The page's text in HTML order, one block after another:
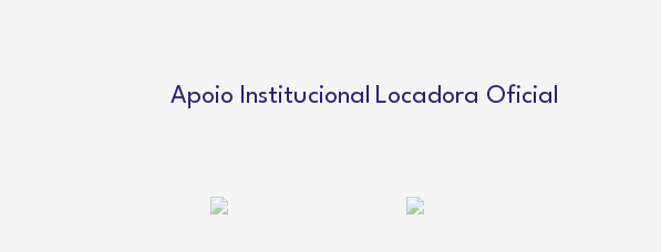
Apoio Institucional Locadora Oficial